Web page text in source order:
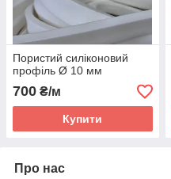
Пористий силіконовий
профіль Ø 10 мм
700 ₴/м
Купити
Про нас